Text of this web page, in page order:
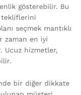
gösterebilir. Bu
tekliflerini
seçmek mantıklı
zaman en iyi
Ucuz hizmetler,
bir diğer dikkate